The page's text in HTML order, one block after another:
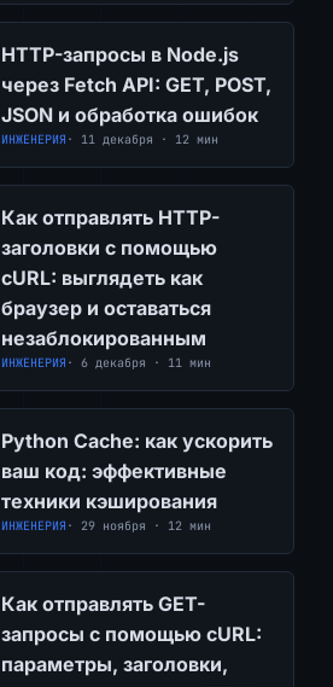
HTTP-запросы в Node.js
через Fetch API: GET, POST,
JSON и обработка ошибок
ИНЖЕНЕРИЯ · 11 декабря · 12 мин
Как отправлять HTTP-
заголовки с помощью
cURL: выглядеть как
браузер и оставаться
незаблокированным
ИНЖЕНЕРИЯ · 6 декабря · 11 мин
Python Cache: как ускорить
ваш код: эффективные
техники кэширования
ИНЖЕНЕРИЯ · 29 ноября · 12 мин
Как отправлять GET-
запросы с помощью cURL:
параметры, заголовки,